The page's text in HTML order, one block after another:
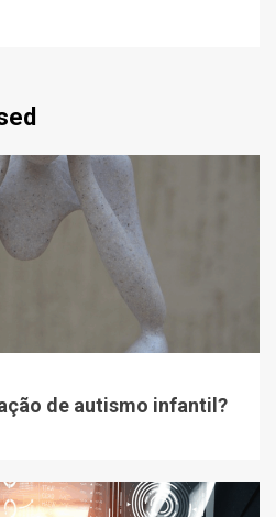
de autismo infantil?